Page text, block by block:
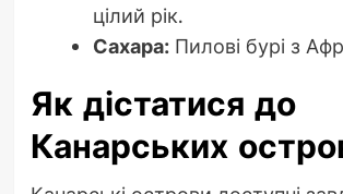
цілий рік.
Сахара:Пилові бурі з
Як дістатися до
Канарських